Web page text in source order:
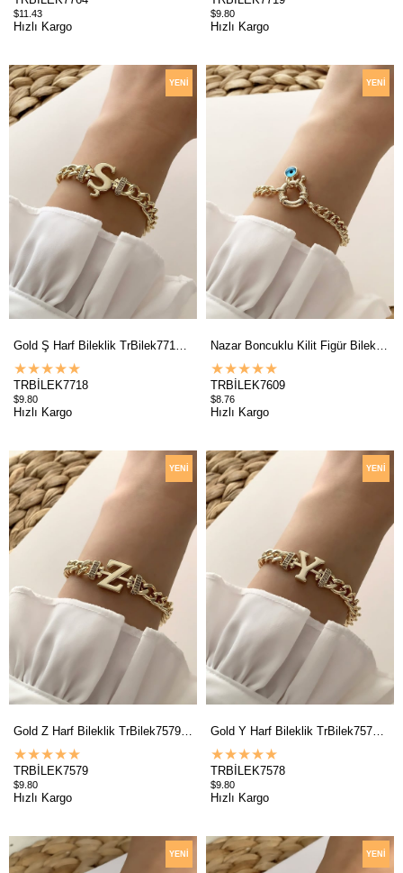
$11.43
Hızlı Kargo
$9.80
Hızlı Kargo
★★★★★
TRBİLEK7718
$9.80
Hızlı Kargo
YENI
★★★★★
TRBİLEK7609
$8.76
Hızlı Kargo
YENI
Gold Z Harf Bileklik TrBilek7579 B34003
★★★★★
TRBİLEK7579
$9.80
Hızlı Kargo
YENI
Gold Y Harf Bileklik TrBilek7578 B34003
★★★★★
TRBİLEK7578
$9.80
Hızlı Kargo
YENI
YENI YENI